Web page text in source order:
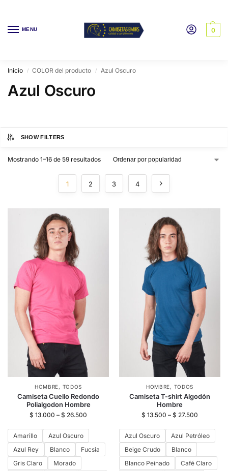
MENU 0
Inicio / COLOR del producto / Azul Oscuro
Azul Oscuro
SHOW FILTERS
Mostrando 1–16 de 59 resultados
1 2 3 4
HOMBRE, TODOS
Camiseta Cuello Redondo
Polialgodon Hombre
$ 13.000 – $ 26.500
Amarillo
Azul Oscuro
Azul Rey
Blanco
Fucsia
Gris Claro
Morado
HOMBRE, TODOS
Camiseta T-shirt Algodón
Hombre
$ 13.500 – $ 27.500
Azul Oscuro
Azul Petróleo
Beige Crudo
Blanco
Blanco Peinado
Café Claro